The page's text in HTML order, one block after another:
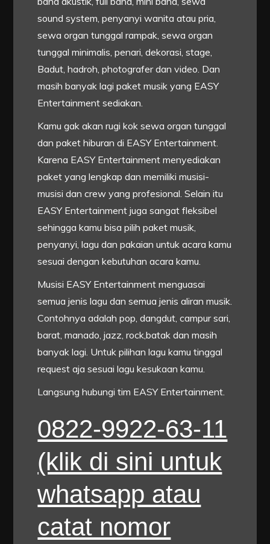
sound system, penyanyi wanita atau pria,
sewa organ tunggal rampak, sewa organ
tunggal minimalis, penari, dekorasi, stage,
Badut, hadroh, photografer dan video. Dan
masih banyak lagi paket musik yang EASY
Entertainment sediakan.
Kamu gak akan rugi kok sewa organ tunggal
dan paket hiburan di EASY Entertainment.
Karena EASY Entertainment menyediakan
paket yang lengkap dan memiliki musisi-
musisi dan crew yang profesional. Selain itu
EASY Entertainment juga sangat fleksibel
sehingga kamu bisa pilih paket musik,
penyanyi, lagu dan pakaian untuk acara kamu
sesuai dengan kebutuhan acara kamu.
Musisi EASY Entertainment menguasai
semua jenis lagu dan semua jenis aliran musik.
Contohnya adalah pop, dangdut, campur sari,
barat, manado, jazz, rock,batak dan masih
banyak lagi. Untuk pilihan lagu kamu tinggal
request aja sesuai lagu kesukaan kamu.
Langsung hubungi tim EASY Entertainment.
0822-9922-63-11
(klik di sini untuk
whatsapp atau
catat nomor